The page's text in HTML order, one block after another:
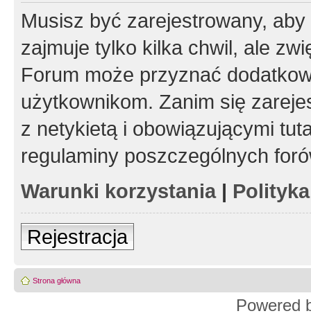
Musisz być zarejestrowany,
zajmuje tylko kilka chwil, ale
Forum może przyznać
użytkownikom. Zanim się
z netykietą i obowiązującymi
regulaminy poszczególnych
Warunki korzystania|
Rejestracja
Strona główna
Powered